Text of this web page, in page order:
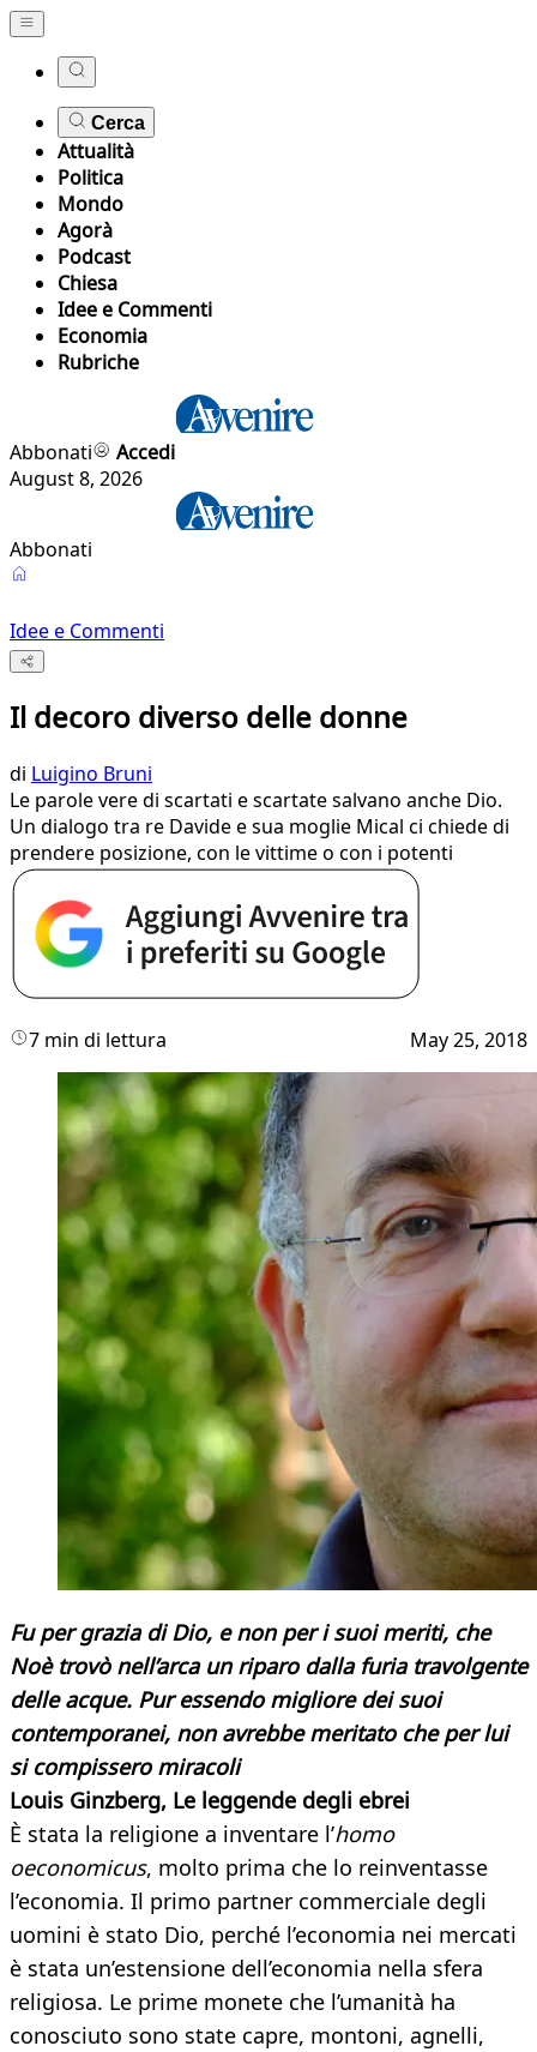
Cerca
Attualità
Politica
Mondo
Agorà
Podcast
Chiesa
Idee e Commenti
Economia
Rubriche
Abbonati
Accedi
August 8, 2026
Abbonati
Idee e Commenti
Il decoro diverso delle donne
di Luigino Bruni
Le parole vere di scartati e scartate salvano anche Dio.
Un dialogo tra re Davide e sua moglie Mical ci chiede di
prendere posizione, con le vittime o con i potenti
7 min di lettura May 25, 2018
Fu per grazia di Dio, e non per i suoi meriti, che
Noè trovò nell’arca un riparo dalla furia travolgente
delle acque. Pur essendo migliore dei suoi
contemporanei, non avrebbe meritato che per lui
si compissero miracoli
Louis Ginzberg, Le leggende degli ebrei
È stata la religione a inventare l’homo
oeconomicus, molto prima che lo reinventasse
l’economia. Il primo partner commerciale degli
uomini è stato Dio, perché l’economia nei mercati
è stata un’estensione dell’economia nella sfera
religiosa. Le prime monete che l’umanità ha
conosciuto sono state capre, montoni, agnelli,